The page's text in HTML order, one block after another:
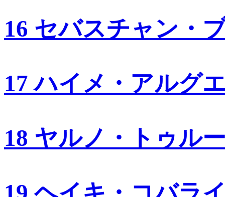
16 セバスチャン・
17 ハイメ・アルグ
18 ヤルノ・トゥル